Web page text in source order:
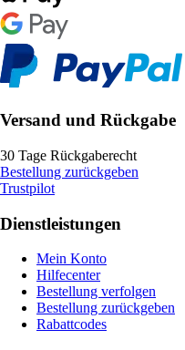
Versand und Rückgabe
30 Tage Rückgaberecht
Bestellung zurückgeben
Trustpilot
Dienstleistungen
Mein Konto
Hilfecenter
Bestellung verfolgen
Bestellung zurückgeben
Rabattcodes